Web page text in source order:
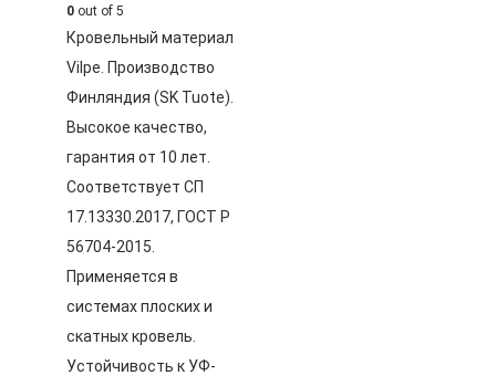
0 out of 5
Кровельный материал
Vilpe. Производство
Финляндия (SK Tuote).
Высокое качество,
гарантия от 10 лет.
Соответствует СП
17.13330.2017, ГОСТ Р
56704-2015.
Применяется в
системах плоских и
скатных кровель.
Устойчивость к УФ-